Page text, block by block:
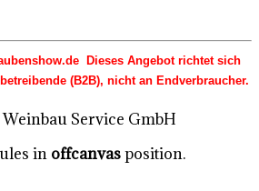
Dieses Angebot richtet sich
(B2B), nicht an Endverbraucher.
Service GmbH
in offcanvasposition.